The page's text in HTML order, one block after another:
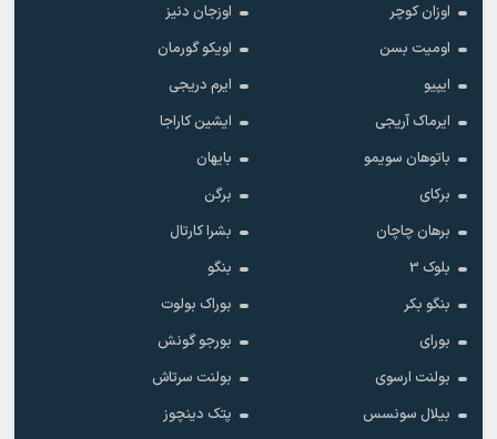
اوزان کوچر
اوزجان دنیز
اومیت بسن
اویکو گورمان
ایپیو
ایرم دریجی
ایرماک آریجی
ایشین کاراجا
باتوهان سویمو
بایهان
برکای
برگن
برهان چاچان
بشرا کارتال
بلوک 3
بنگو
بنگو بکر
بوراک بولوت
بورای
بورجو گونش
بولنت ارسوی
بولنت سرتاش
بیلال سونسس
پتک دینچوز